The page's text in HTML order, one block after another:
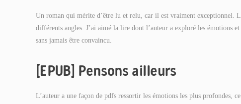
Un roman qui mérite d’être lu et relu, car il est vraiment exceptionnel.
différents angles. J’ai aimé la lire dont l’auteur a exploré les émotions et
sans jamais être convaincu.
[EPUB] Pensons ailleurs
L’auteur a une façon de pdfs ressortir les émotions les plus profondes,